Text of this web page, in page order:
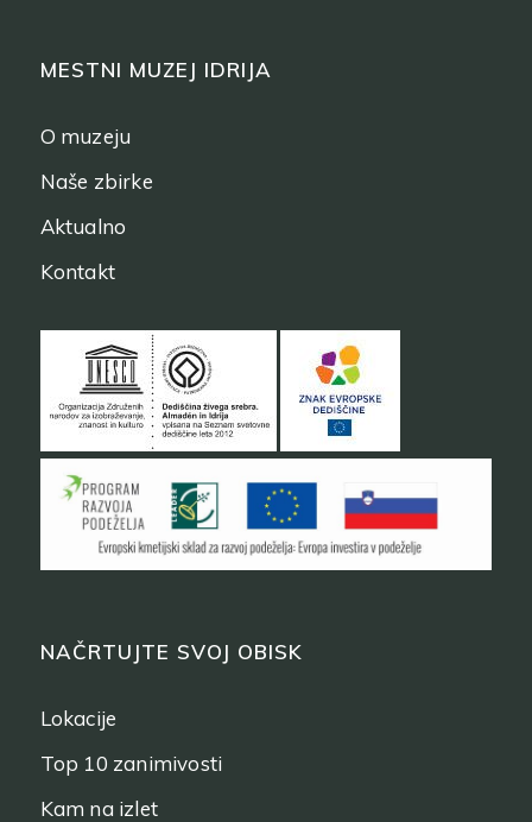
MESTNI MUZEJ IDRIJA
O muzeju
Naše zbirke
Aktualno
Kontakt
NAČRTUJTE SVOJ OBISK
Lokacije
Top 10 zanimivosti
Kam na izlet